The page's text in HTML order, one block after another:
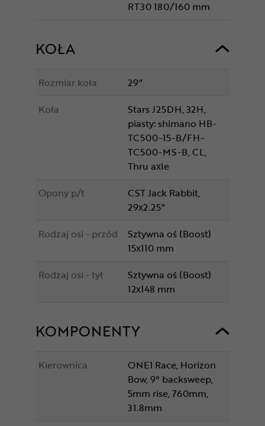
RT30 180/160 mm
KOŁA
Rozmiar koła
29"
Koła
Stars J25DH, 32H,
piasty: shimano HB-
TC500-15-B/FH-
TC500-MS-B, CL,
Thru axle
Opony p/t
CST Jack Rabbit,
29x2.25"
Rodzaj osi - przód
Sztywna oś (Boost)
15x110 mm
Rodzaj osi - tył
Sztywna oś (Boost)
12x148 mm
KOMPONENTY
Kierownica
ONE1 Race, Horizon
Bow, 9° backsweep,
5mm rise, 760mm,
31.8mm